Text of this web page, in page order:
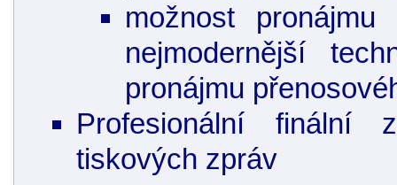
možnost
nejmodernější
pronájmu
Profesionální finální
tiskových zpráv